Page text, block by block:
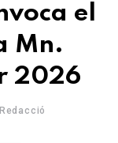
el
Mn.
2026
Redacció